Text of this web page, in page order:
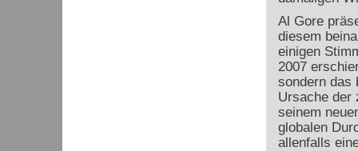
Al Gore
diesem
einigen
2007
sondern das
Ursache der
seinem
globalen
allenfalls